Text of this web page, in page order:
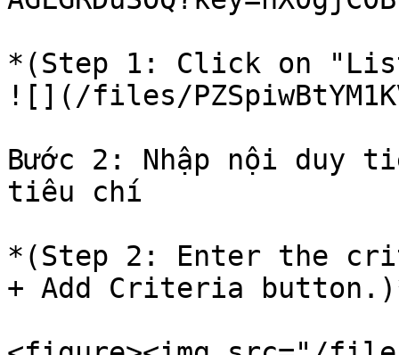
*(Step 1: Click on
![](/files/
Bước 2: Nhập nội duy
tiêu chí
*(Step 2: Enter the
+ Add Criteria